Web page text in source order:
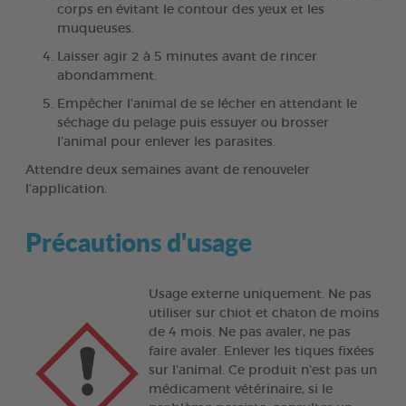
corps en évitant le contour des yeux et les
muqueuses.
Laisser agir 2 à 5 minutes avant de rincer
abondamment.
Empêcher l’animal de se lécher en attendant le
séchage du pelage puis essuyer ou brosser
l’animal pour enlever les parasites.
Attendre deux semaines avant de renouveler
l’application.
Précautions d'usage
Usage externe uniquement. Ne pas
utiliser sur chiot et chaton de moins
de 4 mois. Ne pas avaler, ne pas
faire avaler. Enlever les tiques fixées
sur l’animal. Ce produit n’est pas un
médicament vétérinaire, si le